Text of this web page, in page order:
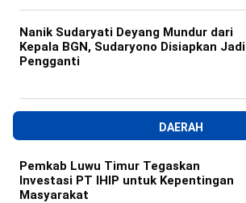
Nanik Sudaryati Deyang Mundur dari
Kepala BGN, Sudaryono Disiapkan Jadi
Pengganti
DAERAH
Pemkab Luwu Timur Tegaskan
Investasi PT IHIP untuk Kepentingan
Masyarakat